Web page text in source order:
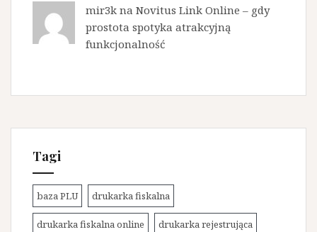
mir3k na Novitus Link Online – gdy
prostota spotyka atrakcyjną
funkcjonalność
Tagi
baza PLU drukarka fiskalna
drukarka fiskalna online drukarka rejestrująca